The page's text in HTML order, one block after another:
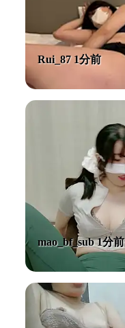
Rui_87 1分前
mao_bf_sub 1分前